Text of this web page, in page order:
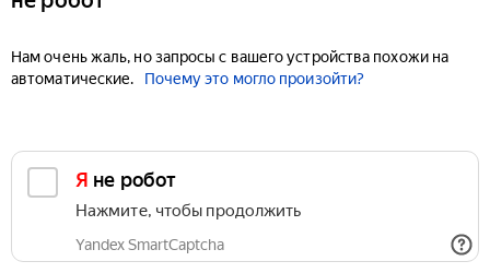
Нам очень жаль, но запросы с вашего устройства похожи на
автоматические.
Почему это могло произойти?
Я не робот
Нажмите, чтобы продолжить
Yandex SmartCaptcha